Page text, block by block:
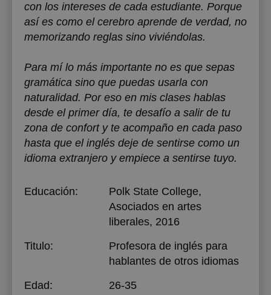
con los intereses de cada estudiante. Porque
así es como el cerebro aprende de verdad, no
memorizando reglas sino viviéndolas.
Para mí lo más importante no es que sepas
gramática sino que puedas usarla con
naturalidad. Por eso en mis clases hablas
desde el primer día, te desafío a salir de tu
zona de confort y te acompaño en cada paso
hasta que el inglés deje de sentirse como un
idioma extranjero y empiece a sentirse tuyo.
Educación: Polk State College,
Asociados en artes
liberales, 2016
Titulo:
Profesora de inglés para
hablantes de otros idiomas
Edad:
26-35